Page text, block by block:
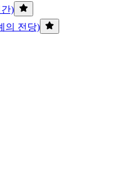
)
의 전당)